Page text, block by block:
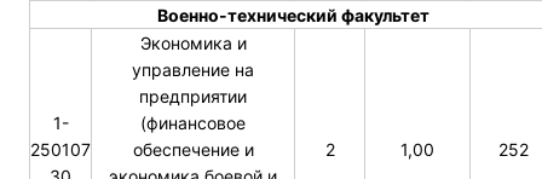
Военно-технический факультет
1-
250107
Экономика и
управление на
предприятии
(финансовое
обеспечение и
2 1,00 252